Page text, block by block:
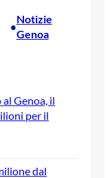
•
Notizie
Genoa
al Genoa, il
per il
dal